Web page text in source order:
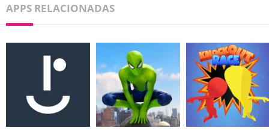
APPS RELACIONADAS